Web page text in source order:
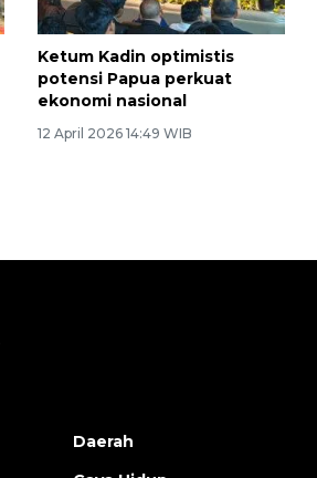
Ketum Kadin optimistis
potensi Papua perkuat
ekonomi nasional
12 April 2026 14:49 WIB
Daerah